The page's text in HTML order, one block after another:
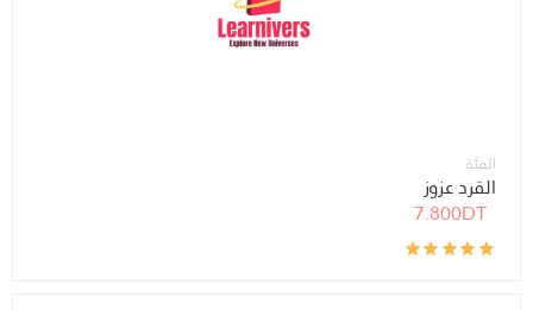
الفئة
القرد عزوز
7.800DT